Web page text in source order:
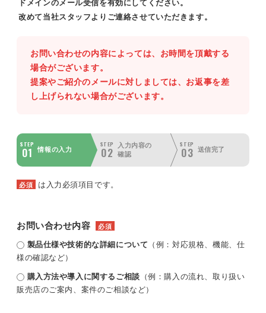
ドメインのメール受信を有効にしてください。
改めて当社スタッフよりご連絡させていただきます。
お問い合わせの内容によっては、お時間を頂戴する
場合がございます。
提案やご紹介のメールに対しましては、お返事を差
し上げられない場合がございます。
STEP
01 情報の入力
STEP
02
入力内容の
確認
STEP
03 送信完了
必須 は入力必須項目です。
お問い合わせ内容 必須
製品仕様や技術的な詳細について （例：対応規格、機能、仕
様の確認など）
購入方法や導入に関するご相談 （例：購入の流れ、取り扱い
販売店のご案内、案件のご相談など）